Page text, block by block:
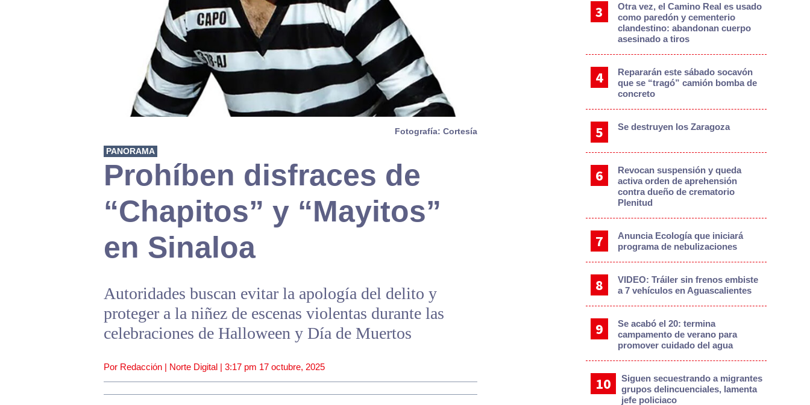
Fotografía: Cortesía
PANORAMA
Prohíben disfraces de
“Chapitos” y “Mayitos”
en Sinaloa
Autoridades buscan evitar la apología del delito y
proteger a la niñez de escenas violentas durante las
celebraciones de Halloween y Día de Muertos
Por Redacción | Norte Digital | 3:17 pm 17 octubre, 2025
Otra vez, el Camino Real es usado
como paredón y cementerio
clandestino: abandonan cuerpo
asesinado a tiros
Repararán este sábado socavón
que se “tragó” camión bomba de
concreto
Se destruyen los Zaragoza
Revocan suspensión y queda
activa orden de aprehensión
contra dueño de crematorio
Plenitud
Anuncia Ecología que iniciará
programa de nebulizaciones
VIDEO: Tráiler sin frenos embiste
a 7 vehículos en Aguascalientes
Se acabó el 20: termina
campamento de verano para
promover cuidado del agua
Siguen secuestrando a migrantes
grupos delincuenciales, lamenta
jefe policiaco